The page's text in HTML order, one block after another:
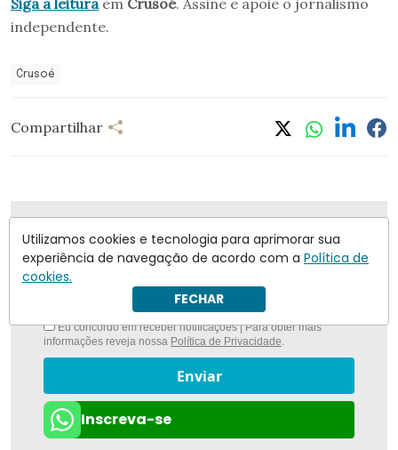
Siga a leituraem Crusoé. Assine e apoie o jornalismo
independente.
Crusoé
Compartilhar
Nunca foi tão fácil ficar bem informado com
Antagonista
Eu concordo em receber notificações | Para obter mais
informações reveja nossa Política de Privacidade.
Enviar
Inscreva-se
Utilizamos cookies e tecnologia para aprimorar sua
experiência de navegação de acordo com a Política de
cookies.
FECHAR